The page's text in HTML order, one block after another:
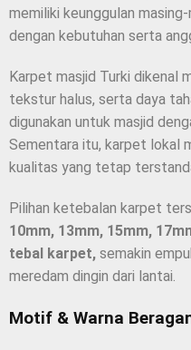
memiliki keunggulan
dengan kebutuhan serta
Karpet masjid Turki dikenal
tekstur halus, serta daya
digunakan untuk masjid
Sementara itu, karpet lokal
kualitas yang tetap
Pilihan ketebalan karpet
10mm, 13mm, 15mm,
tebal karpet, semakin
meredam dingin dari lantai.
Motif & Warna